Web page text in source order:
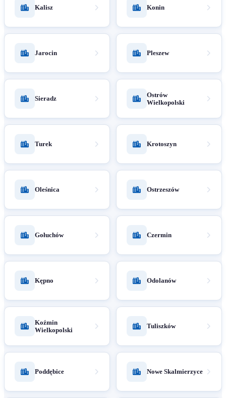
Kalisz Konin
Jarocin Pleszew
Sieradz
Ostrów
Wielkopolski
Turek Krotoszyn
Oleśnica Ostrzeszów
Gołuchów Czermin
Kępno Odolanów
Koźmin
Wielkopolski
Tuliszków
Poddębice Nowe Skalmierzyce